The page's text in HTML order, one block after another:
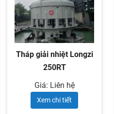
Tháp giải nhiệt Longzi
250RT
Giá: Liên hệ
Xem chi tiết